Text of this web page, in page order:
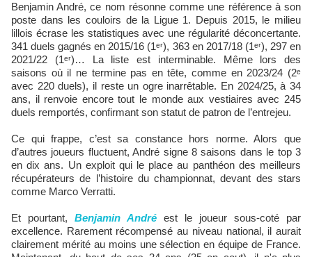
Benjamin André, ce nom résonne comme une référence à son
poste dans les couloirs de la Ligue 1. Depuis 2015, le milieu
lillois écrase les statistiques avec une régularité déconcertante.
341 duels gagnés en 2015/16 (1ᵉʳ), 363 en 2017/18 (1ᵉʳ), 297 en
2021/22 (1ᵉʳ)… La liste est interminable. Même lors des
saisons où il ne termine pas en tête, comme en 2023/24 (2ᵉ
avec 220 duels), il reste un ogre inarrêtable. En 2024/25, à 34
ans, il renvoie encore tout le monde aux vestiaires avec 245
duels remportés, confirmant son statut de patron de l’entrejeu.
Ce qui frappe, c’est sa constance hors norme. Alors que
d’autres joueurs fluctuent, André signe 8 saisons dans le top 3
en dix ans. Un exploit qui le place au panthéon des meilleurs
récupérateurs de l’histoire du championnat, devant des stars
comme Marco Verratti.
Et pourtant, Benjamin André est le joueur sous-coté par
excellence. Rarement récompensé au niveau national, il aurait
clairement mérité au moins une sélection en équipe de France.